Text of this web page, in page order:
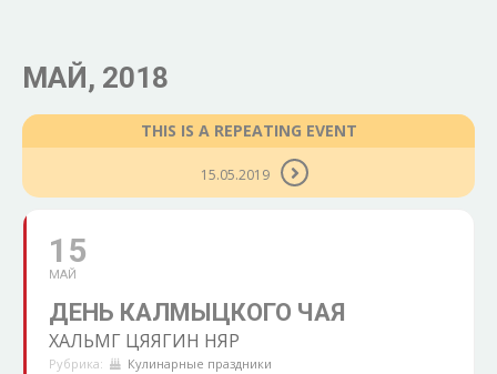
МАЙ, 2018
THIS IS A REPEATING EVENT
15.05.2019
15
МАЙ
ДЕНЬ КАЛМЫЦКОГО ЧАЯ
ХАЛЬМГ ЦЯЯГИН НЯР
Рубрика: Кулинарные праздники